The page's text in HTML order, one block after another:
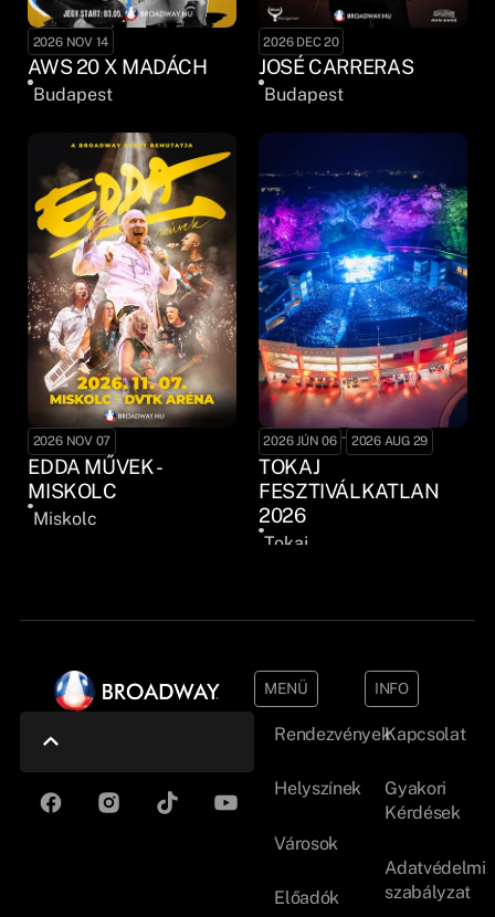
2026 NOV 14
AWS 20 X MADÁCH
Budapest
2026 DEC 20
JOSÉ CARRERAS
Budapest
2026 NOV 07
EDDA MŰVEK -
MISKOLC
Miskolc
2026 JÚN 06 - 2026 AUG 29
TOKAJ
FESZTIVÁLKATLAN
2026
Tokaj
MENÜ
Rendezvények
Helyszínek
Városok
Előadók
INFO
Kapcsolat
Gyakori
Kérdések
Adatvédelmi
szabályzat